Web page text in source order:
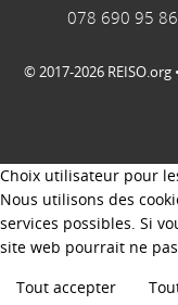
078 690 95 86
© 2017-2026 REISO.org
Choix utilisateur pour
Nous utilisons des
services possibles. Si
site web pourrait ne
Tout accepter